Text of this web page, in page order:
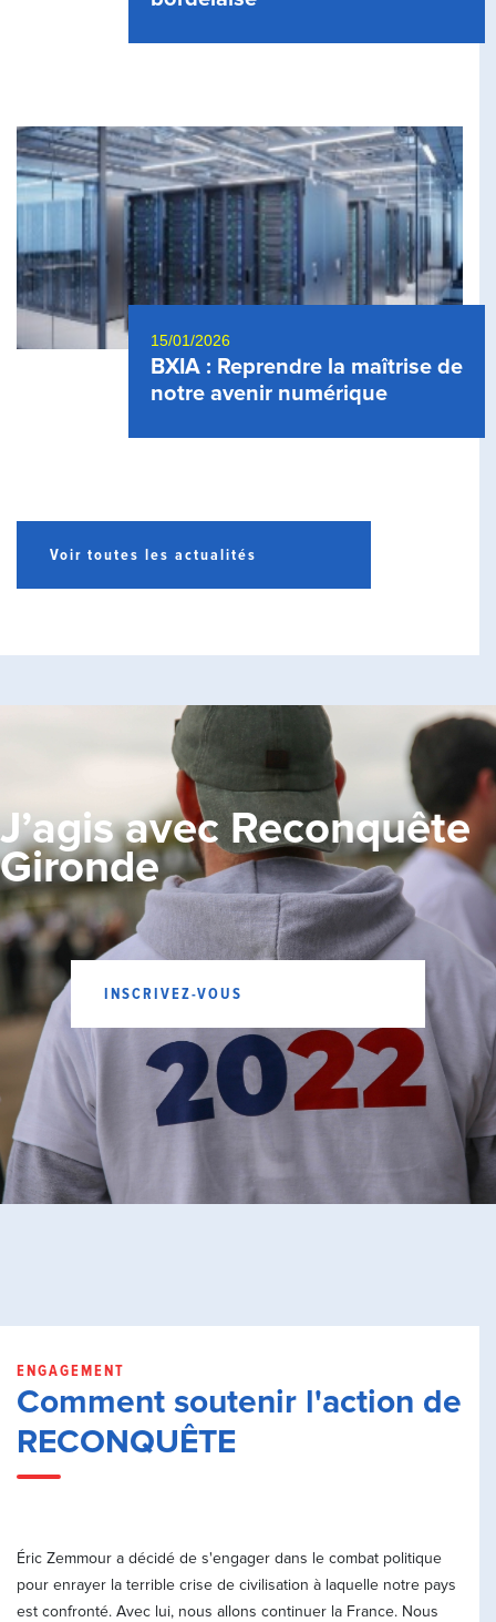
15/01/2026
BXIA : Reprendre la maîtrise de
notre avenir numérique
Voir toutes les actualités
J’agis avec Reconquête
Gironde
INSCRIVEZ-VOUS
ENGAGEMENT
Comment soutenir l'action de
RECONQUÊTE
Éric Zemmour a décidé de s'engager dans le combat politique
pour enrayer la terrible crise de civilisation à laquelle notre pays
est confronté. Avec lui, nous allons continuer la France. Nous